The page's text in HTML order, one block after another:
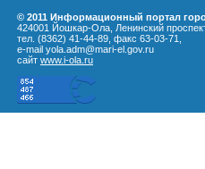
© 2011 Информационный портал
424001 Йошкар-Ола, Ленинский
тел. (8362) 41-44-89, факс 63-03-71,
e-mail yola.adm@mari-el.gov.ru
сайт www.i-ola.ru